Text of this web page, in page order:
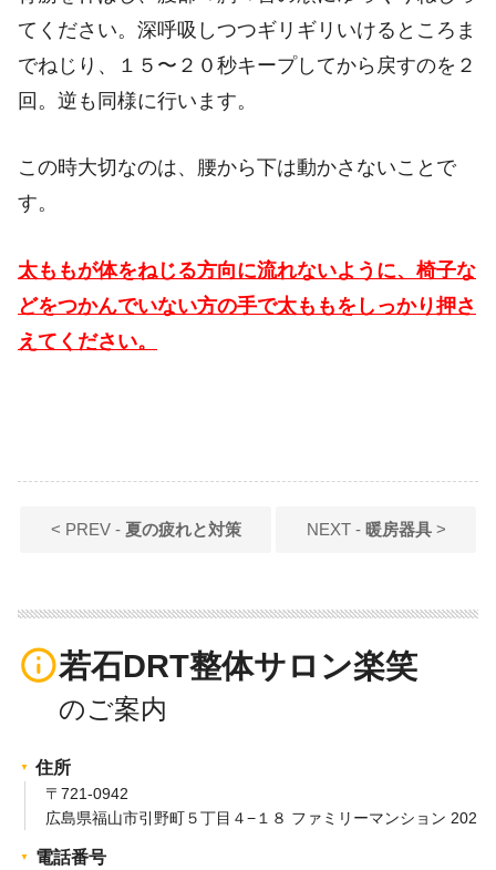
てください。深呼吸しつつギリギリいけるところま
でねじり、１５〜２０秒キープしてから戻すのを２
回。逆も同様に行います。
この時大切なのは、腰から下は動かさないことで
す。
太ももが体をねじる方向に流れないように、椅子な
どをつかんでいない方の手で太ももをしっかり押さ
えてください。
< PREV - 夏の疲れと対策 NEXT - 暖房器具>
info_outline若石DRT整体サロン楽笑
住所
〒721-0942
広島県福山市引野町５丁目４−１８ ファミリーマンション 202
電話番号